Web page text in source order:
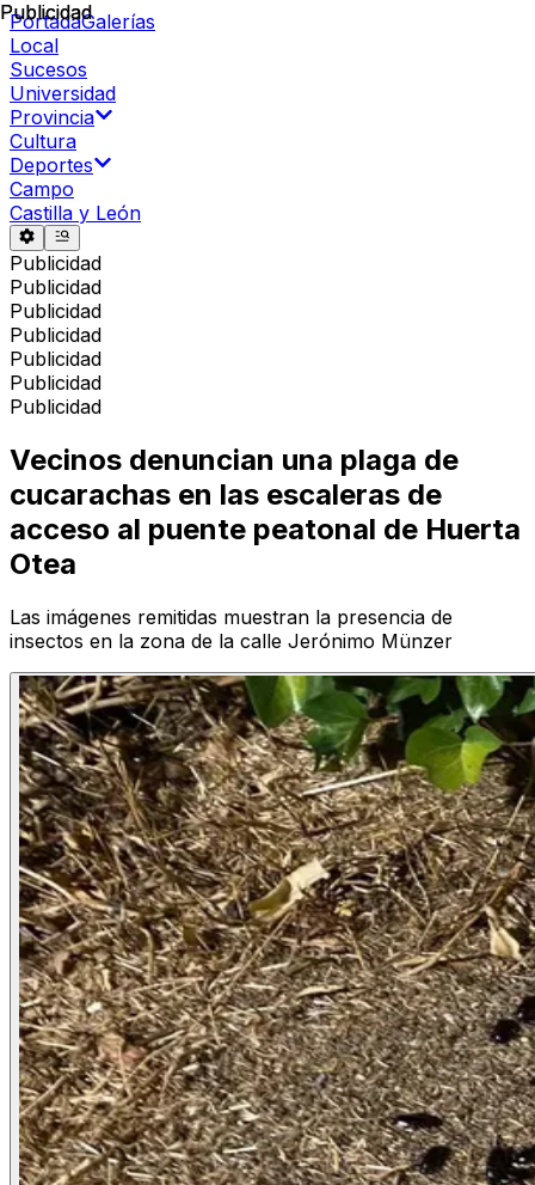
PortadaGalerías
Local
Sucesos
Universidad
Provincia
Cultura
Deportes
Campo
Castilla y León
Publicidad
Publicidad
Publicidad
Publicidad
Publicidad
Publicidad
Publicidad
Publicidad
Vecinos denuncian una plaga de
cucarachas en las escaleras de
acceso al puente peatonal de Huerta
Otea
Las imágenes remitidas muestran la presencia de
insectos en la zona de la calle Jerónimo Münzer
Publicidad